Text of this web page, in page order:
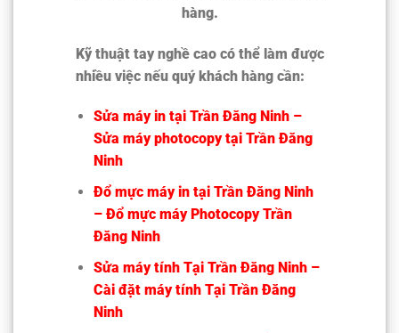
hàng.
Kỹ thuật tay nghề cao có thể làm được
nhiều việc nếu quý khách hàng cần:
Sửa máy in tại Trần Đăng Ninh –
Sửa máy photocopy tại Trần Đăng
Ninh
Đổ mực máy in tại Trần Đăng Ninh
– Đổ mực máy Photocopy Trần
Đăng Ninh
Sửa máy tính Tại Trần Đăng Ninh –
Cài đặt máy tính Tại Trần Đăng
Ninh